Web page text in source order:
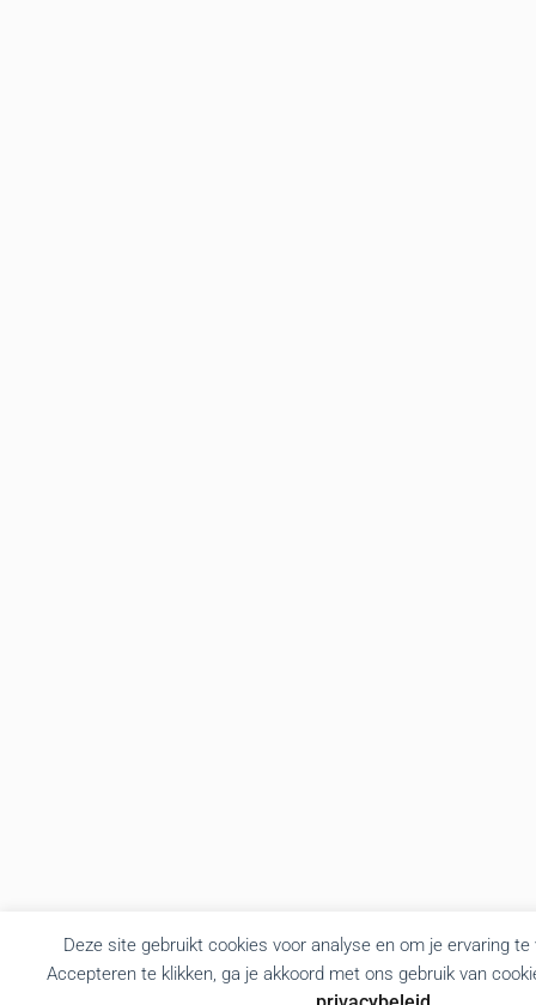
Deze site gebruikt cookies voor analyse en om je ervaring
Accepteren te klikken, ga je akkoord met ons gebruik van